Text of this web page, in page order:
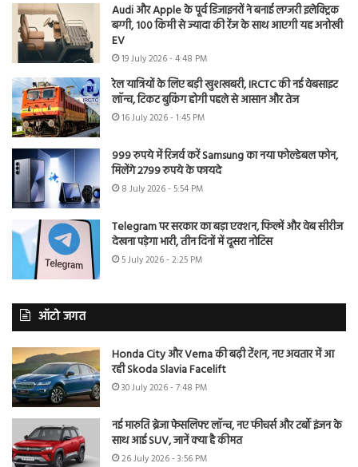
Audi और Apple के पूर्व डिजाइनरों ने बनाई लग्जरी इलेक्ट्रिक
बग्गी, 100 किमी से ज्यादा की रेंज के साथ आएगी यह अनोखी
EV
19 July 2026 - 4:48 PM
रेल यात्रियों के लिए बड़ी खुशखबरी, IRCTC की नई वेबसाइट
लॉन्च, टिकट बुकिंग होगी पहले से आसान और तेज
16 July 2026 - 1:45 PM
999 रुपये में रिजर्व करें Samsung का नया फोल्डेबल फोन,
मिलेंगे 2799 रुपये के फायदे
8 July 2026 - 5:54 PM
Telegram पर सरकार का बड़ा एक्शन, फिल्में और वेब सीरीज
देखना पड़ेगा भारी, तीन दिनों में दूसरा नोटिस
5 July 2026 - 2:25 PM
ऑटो जगत
Honda City और Verna की बढ़ी टेंशन, नए अवतार में आ
रही Skoda Slavia Facelift
30 July 2026 - 7:48 PM
नई मारुति ब्रेजा फेसलिफ्ट लॉन्च, नए फीचर्स और टर्बो इंजन के
साथ आई SUV, जानें क्या है कीमत
26 July 2026 - 3:56 PM